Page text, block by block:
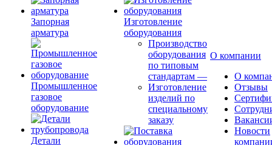
Запорная
арматура
Промышленное
газовое
оборудование
Детали
Изготовление
оборудования
Производство
оборудования
по типовым
стандартам —
Изготовление
изделий по
специальному
заказу
О компании
О
Отзывы
Новости